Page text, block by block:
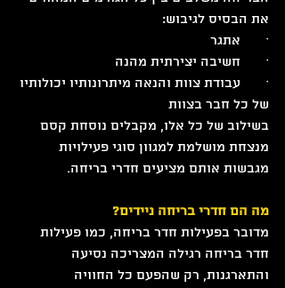
את הבסיס לגיבוש:
·       אתגר
·       חשיבה יצירתית מהנה
·       עבודת צוות והנאה מיתרונותיו יכולותיו
של כל חבר בצוות
בשילוב של כל אלו, מקבלים נוסחת קסם
מנצחת מושלמת למגוון סוגי פעילויות
מגבשות אותם מציעים חדרי בריחה.
מה הם חדרי בריחה ניידים?
מדובר בפעילות חדר בריחה, כמו פעילות
חדר בריחה רגילה המצריכה נסיעה
והתארגנות, רק שהפעם כל החוויה